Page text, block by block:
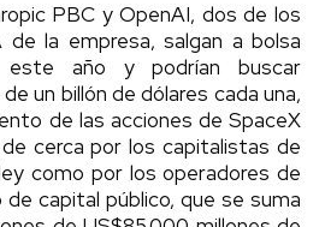
PBC y OpenAI, dos de los
la empresa, salgan a bolsa
año y podrían buscar
un billón de dólares cada una,
de las acciones de SpaceX
cerca por los capitalistas de
como por los operadores de
de capital público, que se suma